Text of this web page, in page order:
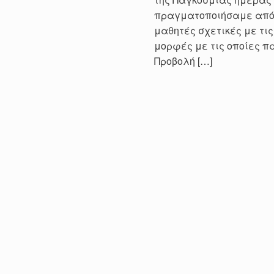
πραγματοποιήσαμε από
μαθητές σχετικές με
μορφές με τις οποίες
Προβολή […]